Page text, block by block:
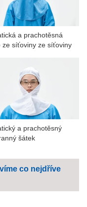
a prachotěsná
ze síťoviny ze síťoviny
a prachotěsný
šátek
co nejdříve